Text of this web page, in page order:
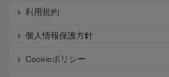
利用規約
個人情報保護方針
Cookieポリシー